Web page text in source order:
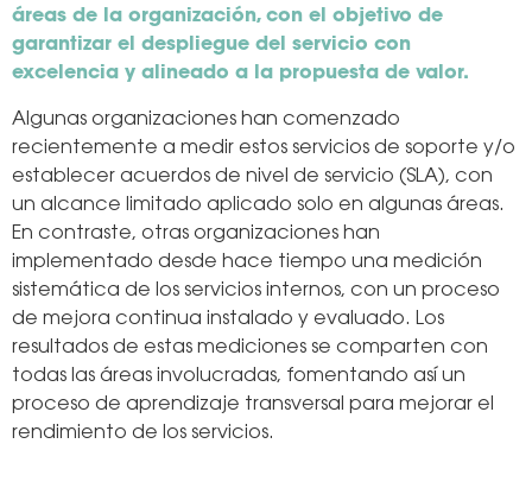
áreas de la organización, con el objetivo de
garantizar el despliegue del servicio con
excelencia y alineado a la propuesta de valor.
Algunas organizaciones han comenzado
recientemente a medir estos servicios de soporte y/o
establecer acuerdos de nivel de servicio (SLA), con
un alcance limitado aplicado solo en algunas áreas.
En contraste, otras organizaciones han
implementado desde hace tiempo una medición
sistemática de los servicios internos, con un proceso
de mejora continua instalado y evaluado. Los
resultados de estas mediciones se comparten con
todas las áreas involucradas, fomentando así un
proceso de aprendizaje transversal para mejorar el
rendimiento de los servicios.